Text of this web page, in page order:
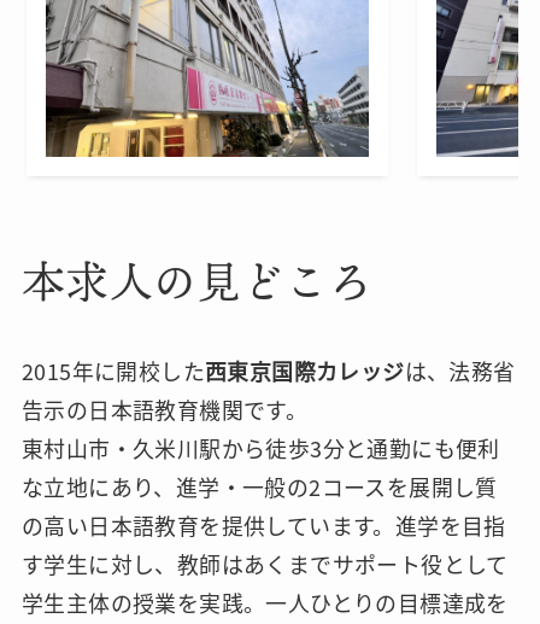
本求人の見どころ
2015年に開校した西東京国際カレッジは、法務省
告示の日本語教育機関です。
東村山市・久米川駅から徒歩3分と通勤にも便利
な立地にあり、進学・一般の2コースを展開し質
の高い日本語教育を提供しています。進学を目指
す学生に対し、教師はあくまでサポート役として
学生主体の授業を実践。一人ひとりの目標達成を